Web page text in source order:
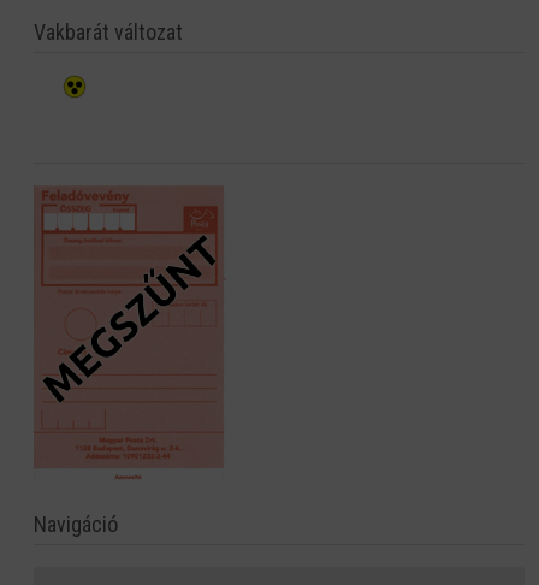
Vakbarát változat
Navigáció